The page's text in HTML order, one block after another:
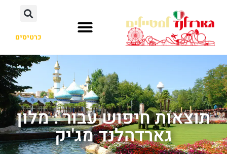
כרטיסים
תוצאות חיפוש עבור : מלון
גארדהלנד מג'יק